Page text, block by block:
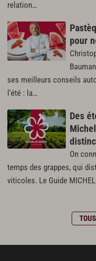
relation…
pour
ses meilleurs conseils
l'été : la…
Des
On
temps des grappes, qui
viticoles. Le Guide